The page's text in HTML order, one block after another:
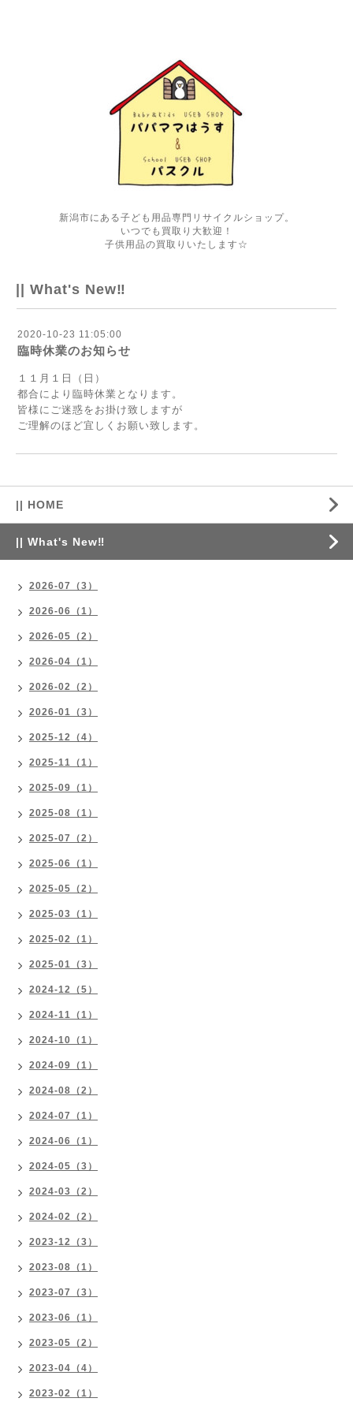
新潟市にある子ども用品専門リサイクルショップ。
いつでも買取り大歓迎！
子供用品の買取りいたします☆
|| What's New‼
2020-10-23 11:05:00
臨時休業のお知らせ
１１月１日（日）
都合により臨時休業となります。
皆様にご迷惑をお掛け致しますが
ご理解のほど宜しくお願い致します。
|| HOME
|| What's New‼
2026-07（3）
2026-06（1）
2026-05（2）
2026-04（1）
2026-02（2）
2026-01（3）
2025-12（4）
2025-11（1）
2025-09（1）
2025-08（1）
2025-07（2）
2025-06（1）
2025-05（2）
2025-03（1）
2025-02（1）
2025-01（3）
2024-12（5）
2024-11（1）
2024-10（1）
2024-09（1）
2024-08（2）
2024-07（1）
2024-06（1）
2024-05（3）
2024-03（2）
2024-02（2）
2023-12（3）
2023-08（1）
2023-07（3）
2023-06（1）
2023-05（2）
2023-04（4）
2023-02（1）